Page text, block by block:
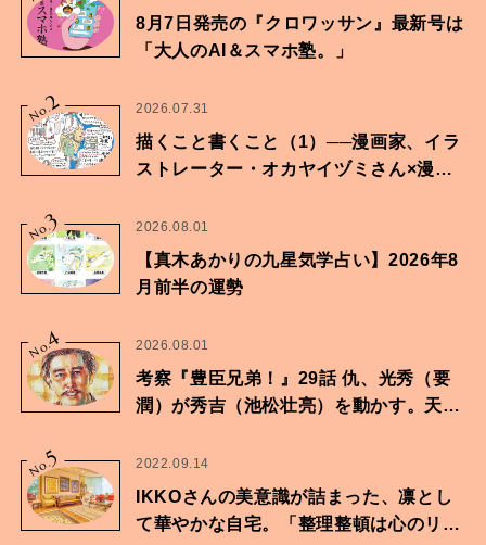
8月7日発売の『クロワッサン』最新号は
「大人のAI＆スマホ塾。」
No.2 2026.07.31
描くこと書くこと（1）──漫画家、イラ
ストレーター・オカヤイヅミさん×漫画
No.3 2026.08.01
【真木あかりの九星気学占い】2026年8
月前半の運勢
No.
4 2026.08.01
考察『豊臣兄弟！』29話 仇、光秀（要
潤）が秀吉（池松壮亮）を動かす。天下
No.5 2022.09.14
IKKOさんの美意識が詰まった、凛とし
て華やかな自宅。「整理整頓は心のリズ